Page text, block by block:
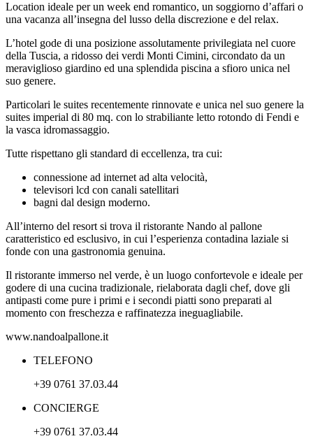
Location ideale per un week end romantico, un soggiorno d’affari o
una vacanza all’insegna del lusso della discrezione e del relax.
L’hotel gode di una posizione assolutamente privilegiata nel cuore
della Tuscia, a ridosso dei verdi Monti Cimini, circondato da un
meraviglioso giardino ed una splendida piscina a sfioro unica nel
suo genere.
Particolari le suites recentemente rinnovate e unica nel suo genere la
suites imperial di 80 mq. con lo strabiliante letto rotondo di Fendi e
la vasca idromassaggio.
Tutte rispettano gli standard di eccellenza, tra cui:
connessione ad internet ad alta velocità,
televisori lcd con canali satellitari
bagni dal design moderno.
All’interno del resort si trova il ristorante Nando al pallone
caratteristico ed esclusivo, in cui l’esperienza contadina laziale si
fonde con una gastronomia genuina.
Il ristorante immerso nel verde, è un luogo confortevole e ideale per
godere di una cucina tradizionale, rielaborata dagli chef, dove gli
antipasti come pure i primi e i secondi piatti sono preparati al
momento con freschezza e raffinatezza ineguagliabile.
www.nandoalpallone.it
TELEFONO
+39 0761 37.03.44
CONCIERGE
+39 0761 37.03.44